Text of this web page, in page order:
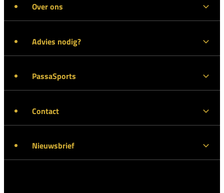
Over ons
Advies nodig?
PassaSports
Contact
Nieuwsbrief